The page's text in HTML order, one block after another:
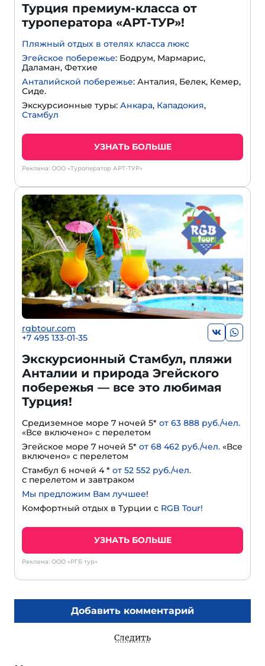
Турция премиум-класса от
туроператора «АРТ-ТУР»!
Пляжный отдых в отелях класса люкс
Эгейское побережье: Бодрум, Мармарис,
Даламан, Фетхие
Анталийской побережье: Анталия, Белек, Кемер,
Сиде.
Экскурсионные туры: Анкара, Кападокия,
Стамбул
УЗНАТЬ БОЛЬШЕ
Реклама: ООО «Туроператор АРТ-ТУР»
rgbtour.com
+7 495 133-01-35
Экскурсионный Стамбул, пляжи
Анталии и природа Эгейского
побережья — все это любимая
Турция!
Средиземное море 7 ночей 5* от 63 888 руб./чел.
«Все включено» с перелетом
Эгейское море 7 ночей 5* от 68 462 руб./чел. «Все
включено» с перелетом
Стамбул 6 ночей 4 * от 52 552 руб./чел.
с перелетом и завтраком
Мы предложим Вам лучшее!
Комфортный отдых в Турции с RGB Tour!
УЗНАТЬ БОЛЬШЕ
Реклама: ООО «РГБ тур»
Добавить комментарий
Следить